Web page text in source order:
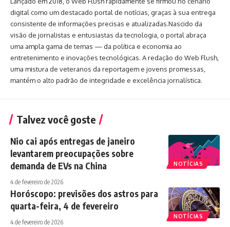
digital como um destacado portal de notícias, graças à sua entrega
consistente de informações precisas e atualizadas.Nascido da
visão de jornalistas e entusiastas da tecnologia, o portal abraça
uma ampla gama de temas — da política e economia ao
entretenimento e inovações tecnológicas. A redação do Web Flush,
uma mistura de veteranos da reportagem e jovens promessas,
mantém o alto padrão de integridade e excelência jornalística.
Talvez você goste
NOTÍCIAS
Nio cai após entregas de janeiro
levantarem preocupações sobre
demanda de EVs na China
4 de fevereiro de 2026
NOTÍCIAS
Horóscopo: previsões dos astros para
quarta-feira, 4 de fevereiro
4 de fevereiro de 2026